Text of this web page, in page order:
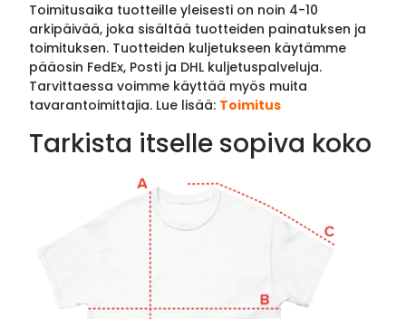
Toimitusaika tuotteille yleisesti on noin 4-10
arkipäivää, joka sisältää tuotteiden painatuksen ja
toimituksen. Tuotteiden kuljetukseen käytämme
pääosin FedEx, Posti ja DHL kuljetuspalveluja.
Tarvittaessa voimme käyttää myös muita
tavarantoimittajia. Lue lisää: Toimitus
Tarkista itselle sopiva koko